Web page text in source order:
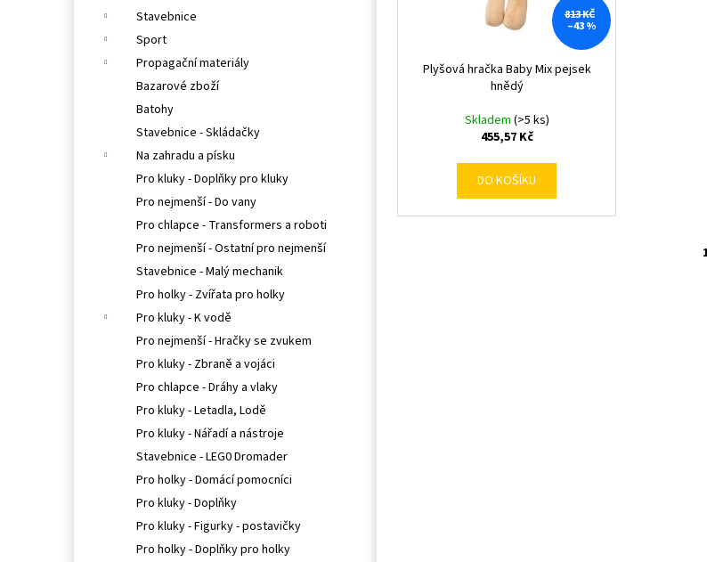
Stavebnice
Sport
Propagační materiály
Bazarové zboží
Batohy
Stavebnice - Skládačky
Na zahradu a písku
Pro kluky - Doplňky pro kluky
Pro nejmenší - Do vany
Pro chlapce - Transformers a roboti
Pro nejmenší - Ostatní pro nejmenší
Stavebnice - Malý mechanik
Pro holky - Zvířata pro holky
Pro kluky - K vodě
Pro nejmenší - Hračky se zvukem
Pro kluky - Zbraně a vojáci
Pro chlapce - Dráhy a vlaky
Pro kluky - Letadla, Lodě
Pro kluky - Nářadí a nástroje
Stavebnice - LEG0 Dromader
Pro holky - Domácí pomocníci
Pro kluky - Doplňky
Pro kluky - Figurky - postavičky
Pro holky - Doplňky pro holky
813 KČ
–43 %
Plyšová hračka Baby Mix pejsek
hnědý
Skladem (>5 ks)
455,57 Kč
DO KOŠÍKU